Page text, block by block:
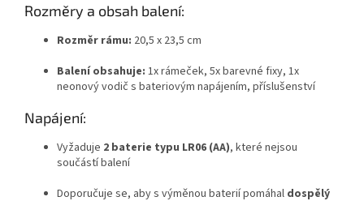
Rozměry a obsah balení:
Rozměr rámu: 20,5 x 23,5 cm
Balení obsahuje: 1x rámeček, 5x barevné fixy, 1x
neonový vodič s bateriovým napájením, příslušenství
Napájení:
Vyžaduje 2 baterie typu LR06 (AA), které nejsou
součástí balení
Doporučuje se, aby s výměnou baterií pomáhal dospělý